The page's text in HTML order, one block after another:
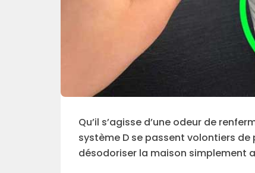
Qu’il s’agisse d’une odeur de
système D se passent volontiers
désodoriser la maison simplement